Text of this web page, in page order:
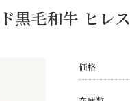
黒毛和牛 ヒレ
価格